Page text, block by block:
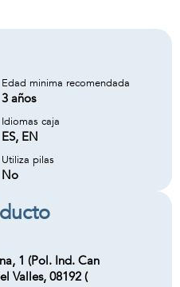
Edad minima recomendada
3 años
Idiomas caja
ES, EN
Utiliza pilas
No
1 (Pol. Ind. Can
Valles, 08192 (